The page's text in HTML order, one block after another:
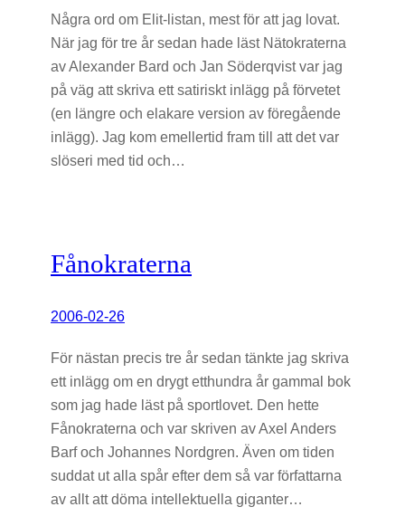
Några ord om Elit-listan, mest för att jag lovat.
När jag för tre år sedan hade läst Nätokraterna
av Alexander Bard och Jan Söderqvist var jag
på väg att skriva ett satiriskt inlägg på förvetet
(en längre och elakare version av föregående
inlägg). Jag kom emellertid fram till att det var
slöseri med tid och…
Fånokraterna
2006-02-26
För nästan precis tre år sedan tänkte jag skriva
ett inlägg om en drygt etthundra år gammal bok
som jag hade läst på sportlovet. Den hette
Fånokraterna och var skriven av Axel Anders
Barf och Johannes Nordgren. Även om tiden
suddat ut alla spår efter dem så var författarna
av allt att döma intellektuella giganter…